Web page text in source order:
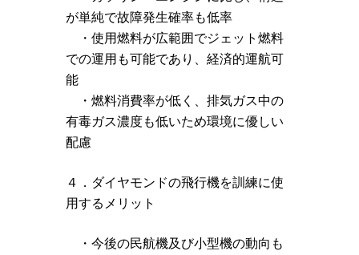
が単純で故障発生確率も低率
・使用燃料が広範囲でジェット燃料
での運用も可能であり、経済的運航可
能
・燃料消費率が低く、排気ガス中の
有毒ガス濃度も低いため環境に優しい
配慮
４．ダイヤモンドの飛行機を訓練に使
用するメリット
・今後の民航機及び小型機の動向も